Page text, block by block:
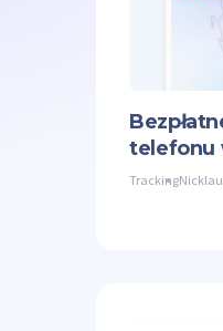
telefonu
Tracking